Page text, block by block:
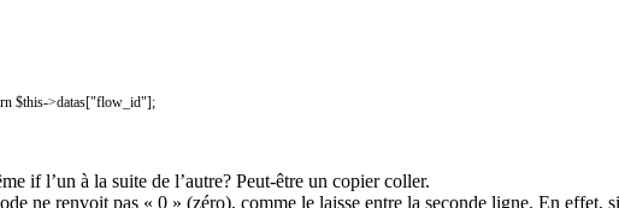
$this->datas["flow_id"];
if l’un à la suite de l’autre? Peut-être un copier coller.
ne renvoit pas « 0 » (zéro), comme le laisse entre la seconde ligne. En effet,